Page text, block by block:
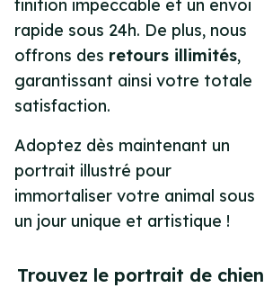
finition impeccable et un envoi
rapide sous 24h. De plus, nous
offrons des retours illimités,
garantissant ainsi votre totale
satisfaction.
Adoptez dès maintenant un
portrait illustré pour
immortaliser votre animal sous
un jour unique et artistique !
Trouvez le portrait de chien